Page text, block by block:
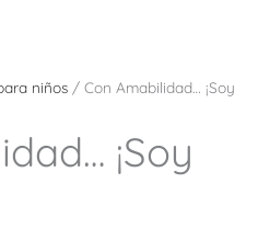
niños / Con Amabilidad… ¡Soy
¡Soy